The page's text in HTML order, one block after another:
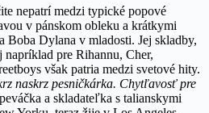
nepatrí medzi typické popové
v pánskom obleku a krátkymi
Boba Dylana v mladosti. Jej skladby,
napríklad pre Rihannu, Cher,
však patria medzi svetové hity.
naskrz pesničkárka. Chytľavosť pre
a skladateľka s talianskymi